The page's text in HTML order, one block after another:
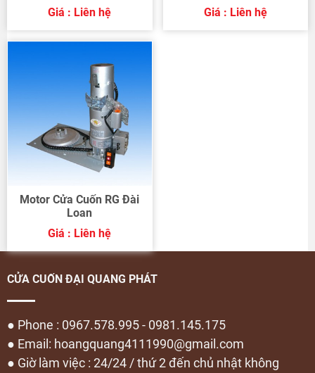
Giá : Liên hệ
Giá : Liên hệ
Motor Cửa Cuốn RG Đài
Loan
Giá : Liên hệ
CỬA CUỐN ĐẠI QUANG PHÁT
● Phone : 0967.578.995 - 0981.145.175
● Email: hoangquang4111990@gmail.com
● Giờ làm việc : 24/24 / thứ 2 đến chủ nhật không